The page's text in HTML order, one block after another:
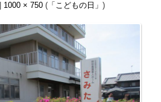
1000 × 750 ( 「こどもの日」 )